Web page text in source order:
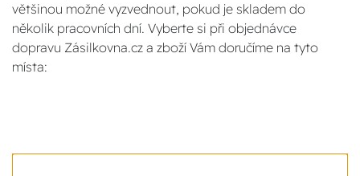
většinou možné vyzvednout, pokud je skladem do
několik pracovních dní. Vyberte si při objednávce
dopravu Zásilkovna.cz a zboží Vám doručíme na tyto
místa: